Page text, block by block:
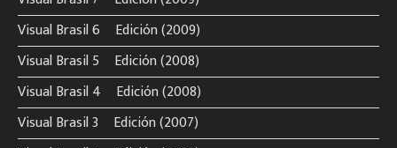
Visual Brasil 6º Edición (2009)
Visual Brasil 5º Edición (2008)
Visual Brasil 4º Edición (2008)
Visual Brasil 3º Edición (2007)